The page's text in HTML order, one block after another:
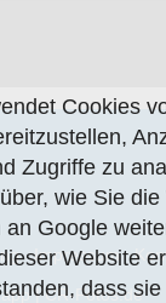
Impressum
| CR-Fotos.de
Cookies
Zugriffe zu
wie Sie die
Google
Website
dass